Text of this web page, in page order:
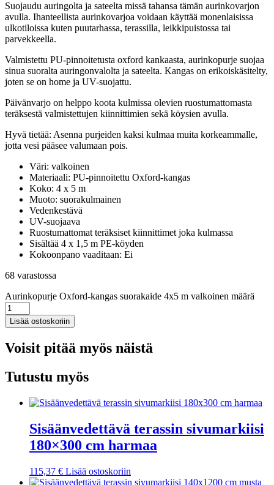
Suojaudu auringolta ja sateelta missä tahansa tämän aurinkovarjon
avulla. Ihanteellista aurinkovarjoa voidaan käyttää monenlaisissa
ulkotiloissa kuten puutarhassa, terassilla, leikkipuistossa tai
parvekkeella.
Valmistettu PU-pinnoitetusta oxford kankaasta, aurinkopurje suojaa
sinua suoralta auringonvalolta ja sateelta. Kangas on erikoiskäsitelty,
joten se on home ja UV-suojattu.
Päivänvarjo on helppo koota kulmissa olevien ruostumattomasta
teräksestä valmistettujen kiinnittimien sekä köysien avulla.
Hyvä tietää: Asenna purjeiden kaksi kulmaa muita korkeammalle,
jotta vesi pääsee valumaan pois.
Väri: valkoinen
Materiaali: PU-pinnoitettu Oxford-kangas
Koko: 4 x 5 m
Muoto: suorakulmainen
Vedenkestävä
UV-suojaava
Ruostumattomat teräksiset kiinnittimet joka kulmassa
Sisältää 4 x 1,5 m PE-köyden
Kokoonpano vaaditaan: Ei
68 varastossa
Aurinkopurje Oxford-kangas suorakaide 4x5 m valkoinen määrä
Lisää ostoskoriin
Voisit pitää myös näistä
Tutustu myös
Sisäänvedettävä terassin sivumarkiisi
180×300 cm harmaa
115,37 € Lisää ostoskoriin